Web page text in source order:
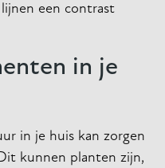
een contrast
in je
in je huis kan zorgen
kunnen planten zijn,